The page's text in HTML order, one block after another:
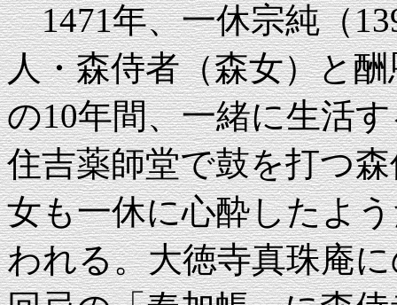
1471年、一休宗純（
人・森侍者（森女）と
の10年間、一緒に生活
住吉薬師堂で鼓を打つ
女も一休に心酔したよ
われる。大徳寺真珠庵